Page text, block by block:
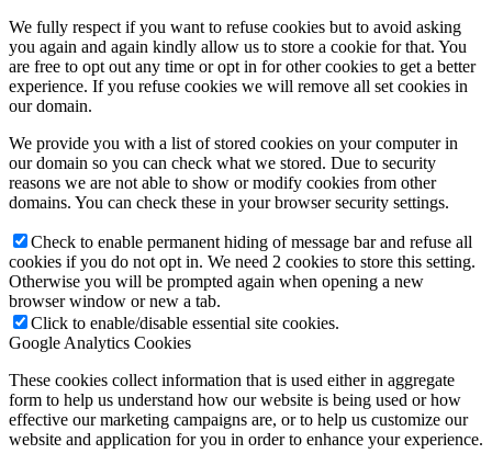
We fully respect if you want to refuse cookies but to avoid asking
you again and again kindly allow us to store a cookie for that. You
are free to opt out any time or opt in for other cookies to get a better
experience. If you refuse cookies we will remove all set cookies in
our domain.
We provide you with a list of stored cookies on your computer in
our domain so you can check what we stored. Due to security
reasons we are not able to show or modify cookies from other
domains. You can check these in your browser security settings.
Check to enable permanent hiding of message bar and refuse all
cookies if you do not opt in. We need 2 cookies to store this setting.
Otherwise you will be prompted again when opening a new
browser window or new a tab.
Click to enable/disable essential site cookies.
Google Analytics Cookies
These cookies collect information that is used either in aggregate
form to help us understand how our website is being used or how
effective our marketing campaigns are, or to help us customize our
website and application for you in order to enhance your experience.